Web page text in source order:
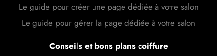
Le guide pour créer une page dédiée à votre salon
Le guide pour gérer la page dédiée à votre salon
Conseils et bons plans coiffure